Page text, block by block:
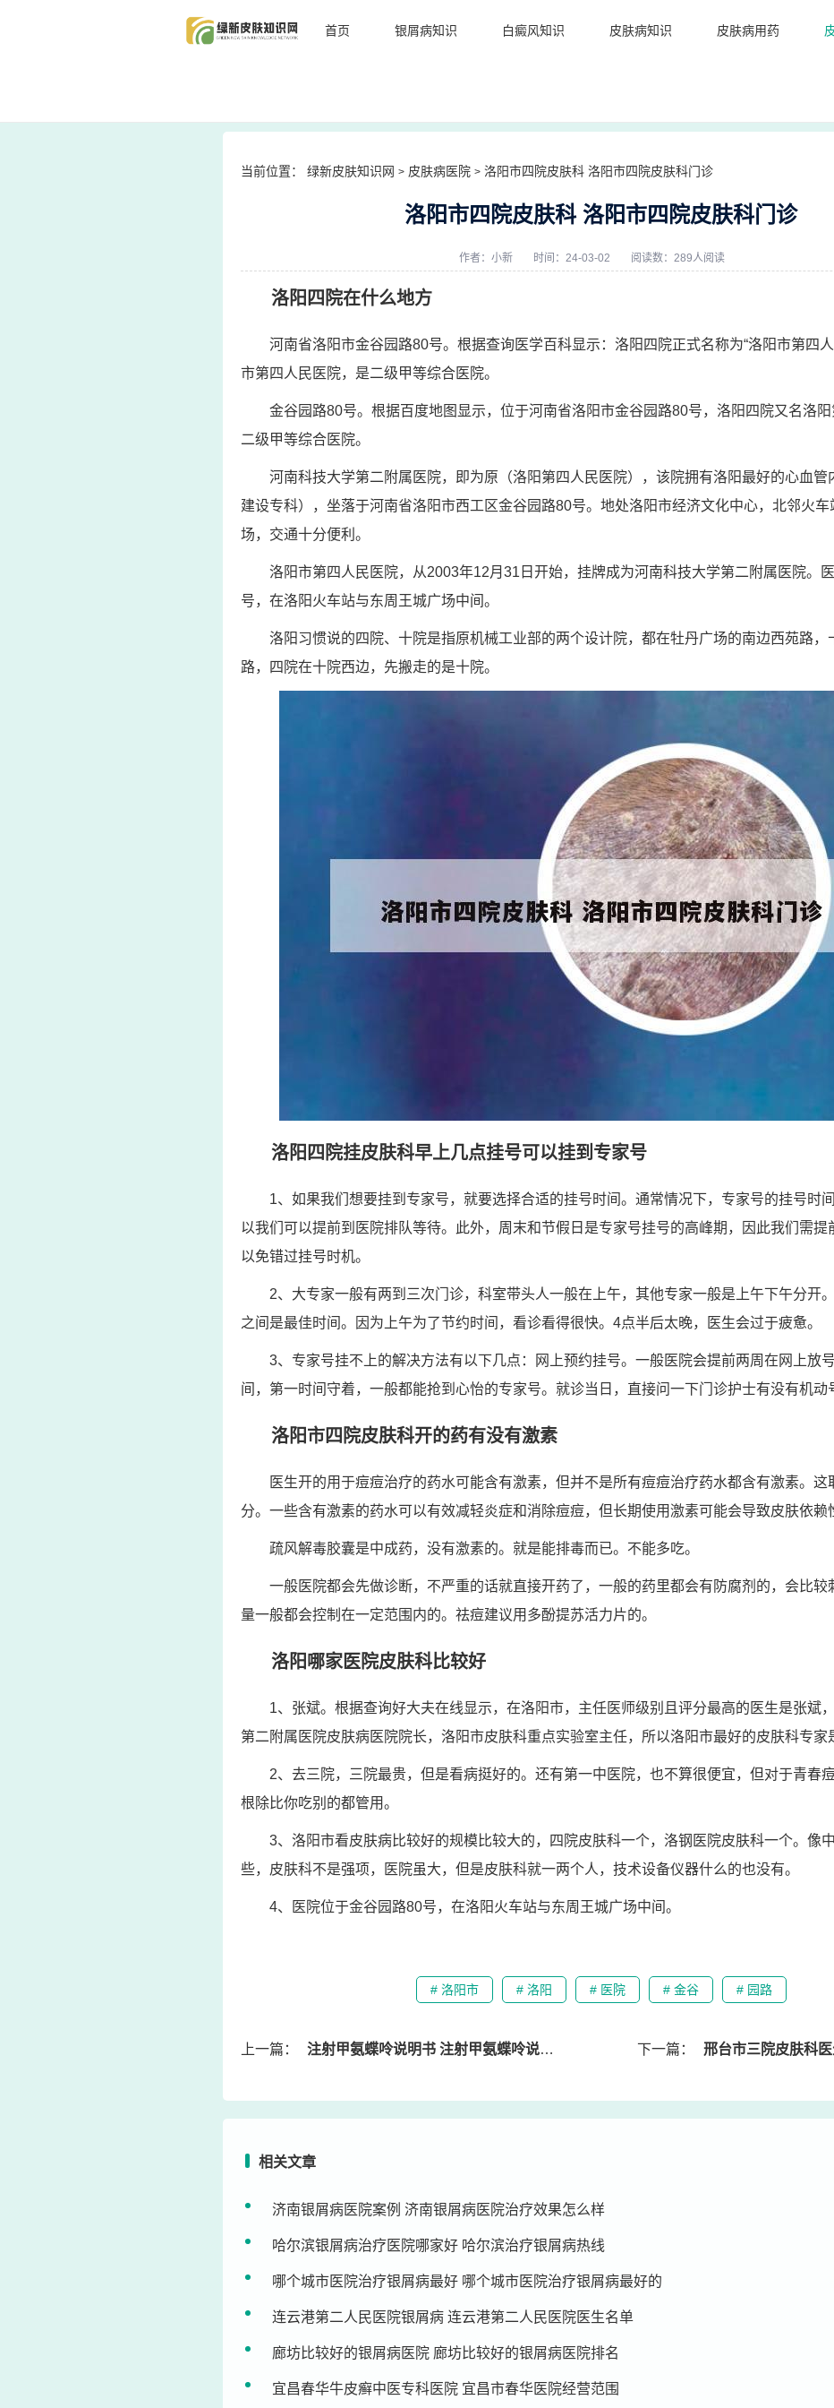
首页 银屑病知识 白癜风知识 皮肤病知识 皮肤病用药
当前位置： 绿新皮肤知识网 > 皮肤病医院 > 洛阳市四院皮肤科 洛阳市四院皮肤科门诊
洛阳市四院皮肤科 洛阳市四院皮肤科门诊
作者：小新 时间：24-03-02 阅读数：289人阅读
洛阳四院在什么地方
河南省洛阳市金谷园路80号。根据查询医学百科显示：洛阳四院正式名称为“洛阳市第四
市第四人民医院，是二级甲等综合医院。
金谷园路80号。根据百度地图显示，位于河南省洛阳市金谷园路80号，洛阳四院又名洛
二级甲等综合医院。
河南科技大学第二附属医院，即为原（洛阳第四人民医院），该院拥有洛阳最好的心血管
建设专科），坐落于河南省洛阳市西工区金谷园路80号。地处洛阳市经济文化中心，北邻火车
场，交通十分便利。
洛阳市第四人民医院，从2003年12月31日开始，挂牌成为河南科技大学第二附属医院。
号，在洛阳火车站与东周王城广场中间。
洛阳习惯说的四院、十院是指原机械工业部的两个设计院，都在牡丹广场的南边西苑路，
路，四院在十院西边，先搬走的是十院。
洛阳四院挂皮肤科早上几点挂号可以挂到专家号
1、如果我们想要挂到专家号，就要选择合适的挂号时间。通常情况下，专家号的挂号时
以我们可以提前到医院排队等待。此外，周末和节假日是专家号挂号的高峰期，因此我们需提
以免错过挂号时机。
2、大专家一般有两到三次门诊，科室带头人一般在上午，其他专家一般是上午下午分开
之间是最佳时间。因为上午为了节约时间，看诊看得很快。4点半后太晚，医生会过于疲惫。
3、专家号挂不上的解决方法有以下几点：网上预约挂号。一般医院会提前两周在网上放
间，第一时间守着，一般都能抢到心怡的专家号。就诊当日，直接问一下门诊护士有没有机动
洛阳市四院皮肤科开的药有没有激素
医生开的用于痘痘治疗的药水可能含有激素，但并不是所有痘痘治疗药水都含有激素。这
分。一些含有激素的药水可以有效减轻炎症和消除痘痘，但长期使用激素可能会导致皮肤依赖
疏风解毒胶囊是中成药，没有激素的。就是能排毒而已。不能多吃。
一般医院都会先做诊断，不严重的话就直接开药了，一般的药里都会有防腐剂的，会比较
量一般都会控制在一定范围内的。祛痘建议用多酚提苏活力片的。
洛阳哪家医院皮肤科比较好
1、张斌。根据查询好大夫在线显示，在洛阳市，主任医师级别且评分最高的医生是张斌
第二附属医院皮肤病医院院长，洛阳市皮肤科重点实验室主任，所以洛阳市最好的皮肤科专家
2、去三院，三院最贵，但是看病挺好的。还有第一中医院，也不算很便宜，但对于青春
根除比你吃别的都管用。
3、洛阳市看皮肤病比较好的规模比较大的，四院皮肤科一个，洛钢医院皮肤科一个。像
些，皮肤科不是强项，医院虽大，但是皮肤科就一两个人，技术设备仪器什么的也没有。
4、医院位于金谷园路80号，在洛阳火车站与东周王城广场中间。
# 洛阳市 # 洛阳 # 医院 # 金谷 # 园路
上一篇： 注射甲氨蝶呤说明书 注射甲氨蝶呤说明书用量 下一篇： 邢台市三院皮肤科医
相关文章
济南银屑病医院案例 济南银屑病医院治疗效果怎么样
哈尔滨银屑病治疗医院哪家好 哈尔滨治疗银屑病热线
哪个城市医院治疗银屑病最好 哪个城市医院治疗银屑病最好的
连云港第二人民医院银屑病 连云港第二人民医院医生名单
廊坊比较好的银屑病医院 廊坊比较好的银屑病医院排名
宜昌春华牛皮癣中医专科医院 宜昌市春华医院经营范围